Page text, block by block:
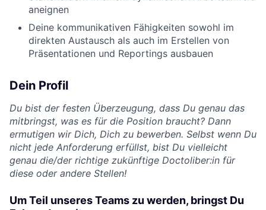
aneignen
Deine kommunikativen Fähigkeiten sowohl im
direkten Austausch als auch im Erstellen von
Präsentationen und Reportings ausbauen
Dein Profil
Du bist der festen Überzeugung, dass Du genau das
mitbringst, was es für die Position braucht? Dann
ermutigen wir Dich, Dich zu bewerben. Selbst wenn Du
nicht jede Anforderung erfüllst, bist Du vielleicht
genau die/der richtige zukünftige Doctoliber:in für
diese oder andere Stellen!
Um Teil unseres Teams zu werden, bringst Du